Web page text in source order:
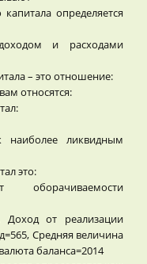
определяется
и расходами
– это отношение:
относятся:
наиболее ликвидным
это:
оборачиваемости
Доход от реализации
Средняя величина
баланса=2014